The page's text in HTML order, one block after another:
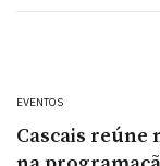
EVENTOS
Cascais reúne